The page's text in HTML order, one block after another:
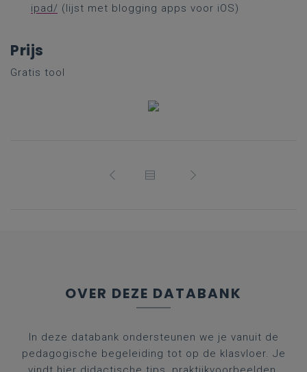
ipad/ (lijst met blogging apps voor iOS)
Prijs
Gratis tool
OVER DEZE DATABANK
In deze databank ondersteunen we je vanuit de
pedagogische begeleiding tot op de klasvloer. Je